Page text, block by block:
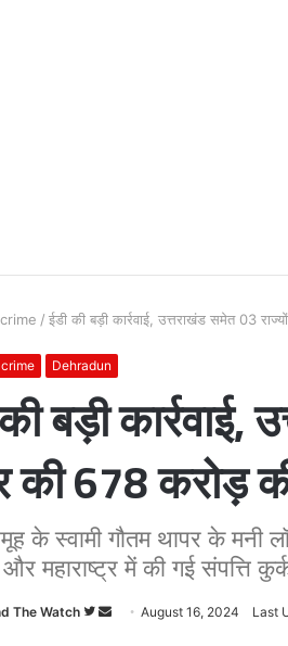
crime / ईडी की बड़ी कार्रवाई, उत्तराखंड समेत 03
crime Dehradun
बड़ी
की 678 करोड़
के स्वामी गौतम थापर के मनी
और महाराष्ट्र में की गई संपत्ति
The Watch
Follow
SendAugust 16, 2024 Last